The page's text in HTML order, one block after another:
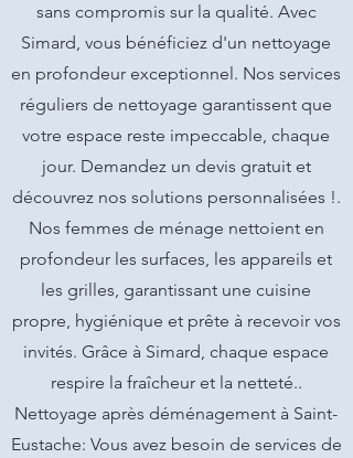
sans compromis sur la qualité. Avec
Simard, vous bénéficiez d'un nettoyage
en profondeur exceptionnel. Nos services
réguliers de nettoyage garantissent que
votre espace reste impeccable, chaque
jour. Demandez un devis gratuit et
découvrez nos solutions personnalisées !.
Nos femmes de ménage nettoient en
profondeur les surfaces, les appareils et
les grilles, garantissant une cuisine
propre, hygiénique et prête à recevoir vos
invités. Grâce à Simard, chaque espace
respire la fraîcheur et la netteté..
Nettoyage après déménagement à Saint-
Eustache: Vous avez besoin de services de